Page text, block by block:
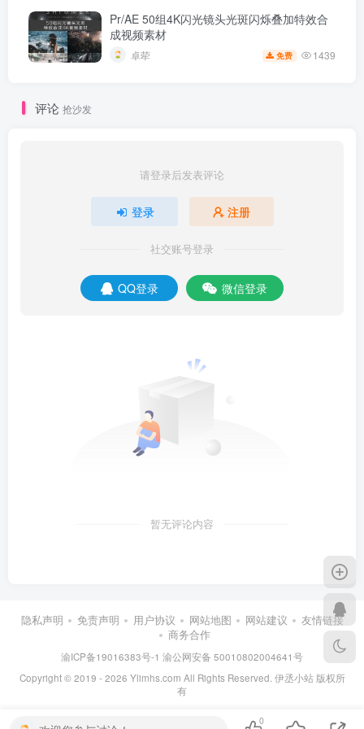
Pr/AE 50组4K闪光镜头光斑闪烁叠加特效合
成视频素材
卓荦 免费 1439
评论 抢沙发
请登录后发表评论
登录 注册
社交账号登录
QQ登录 微信登录
暂无评论内容
隐私声明 免责声明 用户协议 网站地图 网站建议
友情链接
商务合作
渝ICP备19016383号-1 渝公网安备 50010802004641号
Copyright © 2019 - 2026 Ylimhs.com All Rights Reserved. 伊丞小站 版权所
有
0